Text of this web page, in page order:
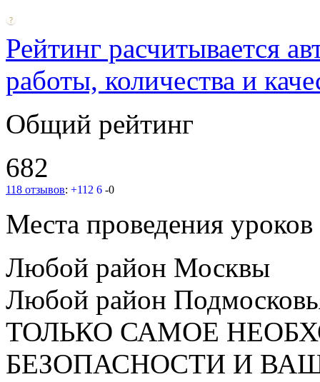
Рейтинг расчитывается
работы, количества и
Общий рейтинг
682
118 отзывов: +112 6 -0
Места проведения уроков
Любой район Москвы
Любой район
ТОЛЬКО САМОЕ
БЕЗОПАСНОСТИ И